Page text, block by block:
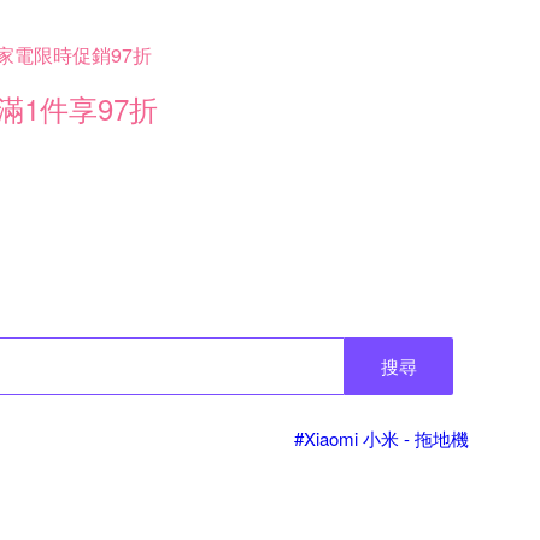
電限時促銷97折
1件享97折
搜尋
#Xiaomi 小米 - 拖地機